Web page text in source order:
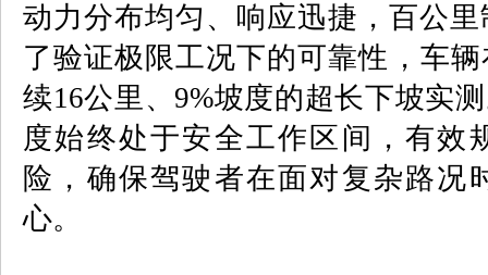
动力分布均匀、响应迅捷，百公
了验证极限工况下的可靠性，车
续16公里、9%坡度的超长下坡实
度始终处于安全工作区间，有效
险，确保驾驶者在面对复杂路况
心。